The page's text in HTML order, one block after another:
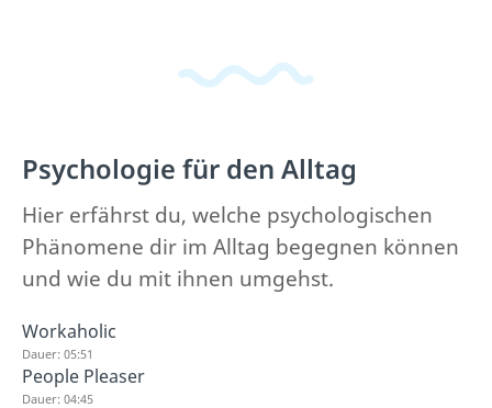
Psychologie für den Alltag
Hier erfährst du, welche psychologischen
Phänomene dir im Alltag begegnen können
und wie du mit ihnen umgehst.
Workaholic
Dauer: 05:51
People Pleaser
Dauer: 04:45